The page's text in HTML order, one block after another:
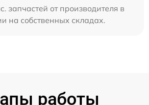
запчастей от производителя в
на собственных складах.
работы